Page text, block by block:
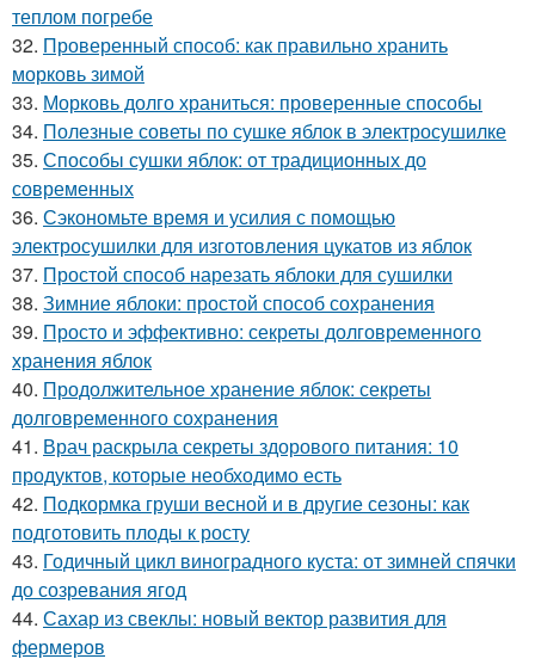
теплом погребе
32. Проверенный способ: как правильно хранить
морковь зимой
33. Морковь долго храниться: проверенные способы
34. Полезные советы по сушке яблок в электросушилке
35. Способы сушки яблок: от традиционных до
современных
36. Сэкономьте время и усилия с помощью
электросушилки для изготовления цукатов из яблок
37. Простой способ нарезать яблоки для сушилки
38. Зимние яблоки: простой способ сохранения
39. Просто и эффективно: секреты долговременного
хранения яблок
40. Продолжительное хранение яблок: секреты
долговременного сохранения
41. Врач раскрыла секреты здорового питания: 10
продуктов, которые необходимо есть
42. Подкормка груши весной и в другие сезоны: как
подготовить плоды к росту
43. Годичный цикл виноградного куста: от зимней спячки
до созревания ягод
44. Сахар из свеклы: новый вектор развития для
фермеров